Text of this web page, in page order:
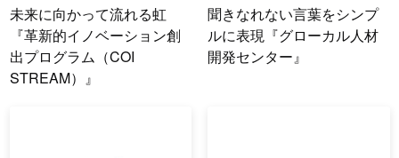
未来に向かって流れる虹
『革新的イノベーション創
出プログラム（COI
STREAM）』
聞きなれない言葉をシンプ
ルに表現『グローカル人材
開発センター』